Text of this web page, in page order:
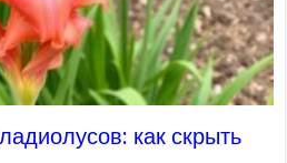
как скрыть